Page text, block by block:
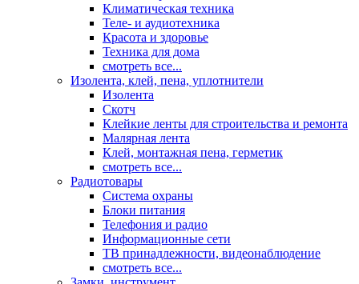
Климатическая техника
Теле- и аудиотехника
Красота и здоровье
Техника для дома
смотреть все...
Изолента, клей, пена, уплотнители
Изолента
Скотч
Клейкие ленты для строительства и ремонта
Малярная лента
Клей, монтажная пена, герметик
смотреть все...
Радиотовары
Система охраны
Блоки питания
Телефония и радио
Информационные сети
ТВ принадлежности, видеонаблюдение
смотреть все...